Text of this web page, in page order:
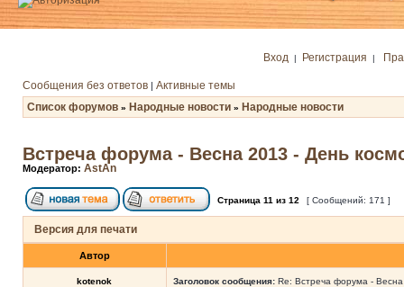
Вход | Регистрация |
Сообщения без ответов | Активные темы
Список форумов » Народные новости » Народные новости
Встреча форума - Весна 2013 - День
Модератор: AstAn
Страница 11 из 12 [ Сообщений: 171 ]
Версия для печати
Автор
kotenok Заголовок сообщения: Re: Встреча форума -